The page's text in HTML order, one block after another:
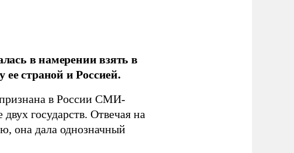
в намерении взять в
страной и Россией.
в России СМИ-
государств. Отвечая на
она дала однозначный